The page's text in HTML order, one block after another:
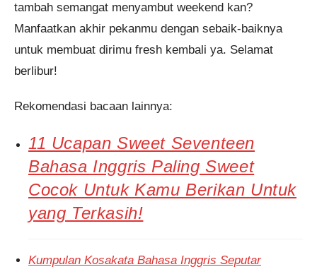
tambah semangat menyambut weekend kan?
Manfaatkan akhir pekanmu dengan sebaik-baiknya
untuk membuat dirimu fresh kembali ya. Selamat
berlibur!
Rekomendasi bacaan lainnya:
11 Ucapan Sweet Seventeen
Bahasa Inggris Paling Sweet
Cocok Untuk Kamu Berikan Untuk
yang Terkasih!
Kumpulan Kosakata Bahasa Inggris Seputar